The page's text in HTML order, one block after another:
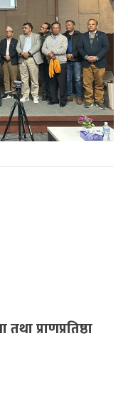
प्राणप्रतिष्ठा